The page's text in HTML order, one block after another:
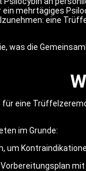
mehrtägiges
eine
was die
für eine
im Grunde:
um
Vorbereitungsplan